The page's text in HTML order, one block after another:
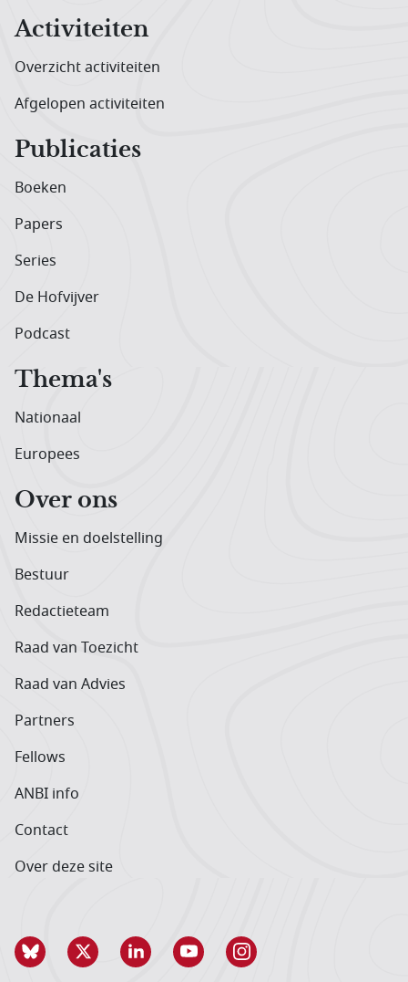
Activiteiten
Overzicht activiteiten
Afgelopen activiteiten
Publicaties
Boeken
Papers
Series
De Hofvijver
Podcast
Thema's
Nationaal
Europees
Over ons
Missie en doelstelling
Bestuur
Redactieteam
Raad van Toezicht
Raad van Advies
Partners
Fellows
ANBI info
Contact
Over deze site